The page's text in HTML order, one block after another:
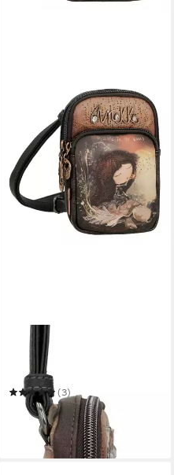
ANEKKE
Umhängetasche Mini
Crossbody Bag
(3)
31,59 € UVP 41,95 €
in 3-4 Werktagen bei dir